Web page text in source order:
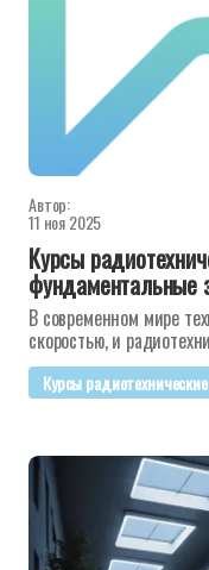
Автор:
11 ноя 2025
Курсы
фундаментальные
В современном мире
скоростью, и
Курсы